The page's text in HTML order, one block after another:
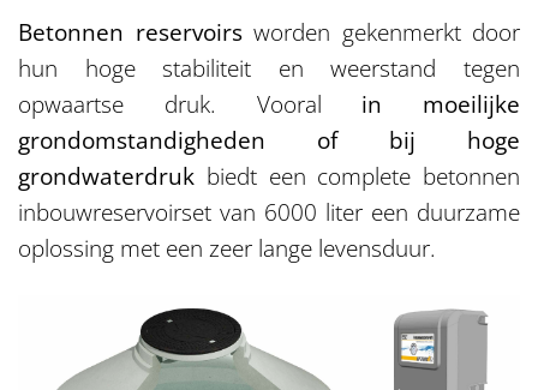
Betonnen reservoirsworden gekenmerkt door
hun hoge stabiliteit en weerstand tegen
opwaartse druk. Vooral in moeilijke
grondomstandigheden of bij hoge
grondwaterdruk biedt een complete betonnen
inbouwreservoirset van 6000 liter een duurzame
oplossing met een zeer lange levensduur.